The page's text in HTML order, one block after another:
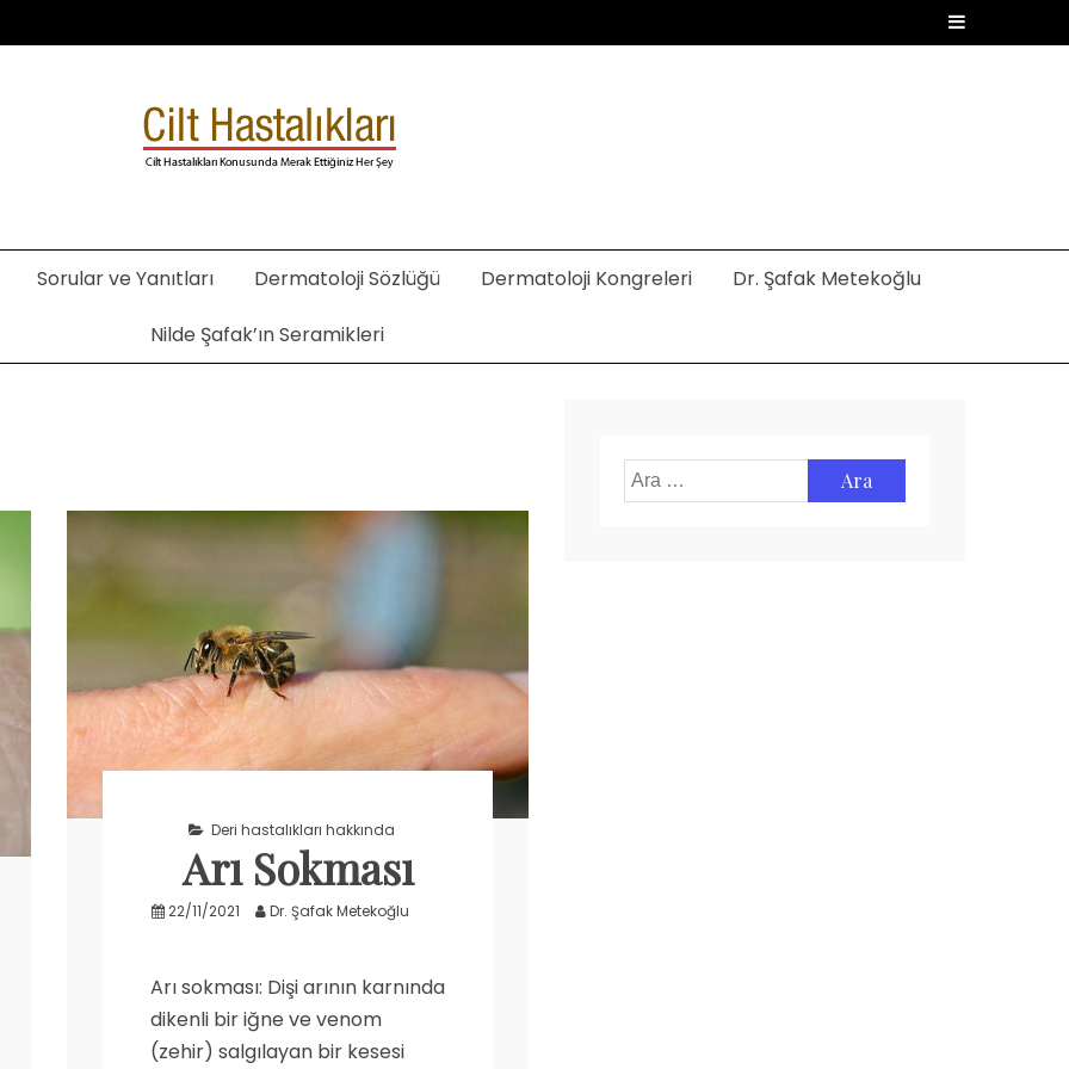
Şafak Metekoğlu Akalın
Sorular ve Yanıtları Dermatoloji Sözlüğü Dermatoloji Kongreleri Dr. Şafak Metekoğlu
Nilde Şafak’ın Seramikleri
Deri hastalıkları hakkında
Arı Sokması
22/11/2021 Dr. Şafak Metekoğlu
Arı sokması: Dişi arının karnında
dikenli bir iğne ve venom
(zehir) salgılayan bir kesesi
Arama: